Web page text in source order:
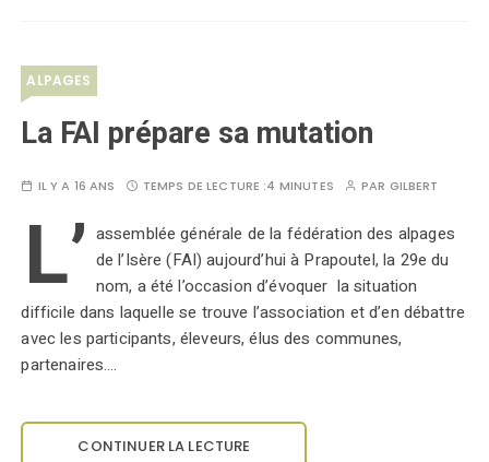
ALPAGES
La FAI prépare sa mutation
IL Y A 16 ANS TEMPS DE LECTURE :4 MINUTES PAR GILBERT
L’ assemblée générale de la fédération des alpages
de l’Isère (FAI) aujourd’hui à Prapoutel, la 29e du
nom, a été l’occasion d’évoquer la situation
difficile dans laquelle se trouve l’association et d’en débattre
avec les participants, éleveurs, élus des communes,
partenaires.…
CONTINUER LA LECTURE